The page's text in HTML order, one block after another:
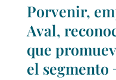
Porvenir,
Aval,
que
el segmento